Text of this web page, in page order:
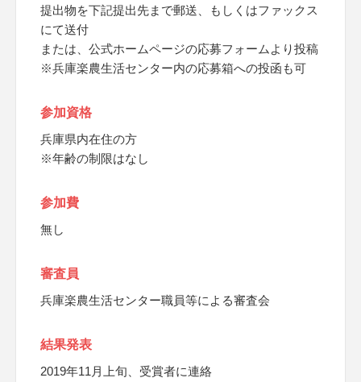
提出物を下記提出先まで郵送、もしくはファックス
にて送付
または、公式ホームページの応募フォームより投稿
※兵庫楽農生活センター内の応募箱への投函も可
参加資格
兵庫県内在住の方
※年齢の制限はなし
参加費
無し
審査員
兵庫楽農生活センター職員等による審査会
結果発表
2019年11月上旬、受賞者に連絡